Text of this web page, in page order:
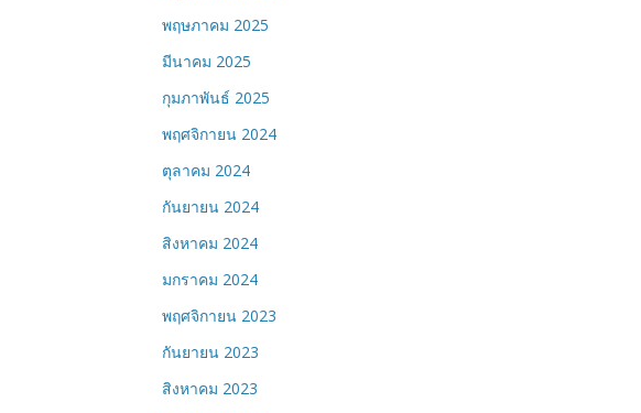
พฤษภาคม 2025
มีนาคม 2025
กุมภาพันธ์ 2025
พฤศจิกายน 2024
ตุลาคม 2024
กันยายน 2024
สิงหาคม 2024
มกราคม 2024
พฤศจิกายน 2023
กันยายน 2023
สิงหาคม 2023